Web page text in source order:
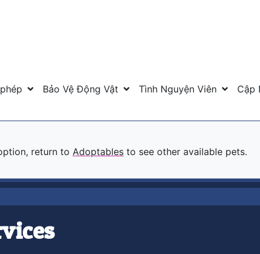
Bảo Vệ Động Vật Tình Nguyện Viên Cập
return to Adoptables to see other available pets.